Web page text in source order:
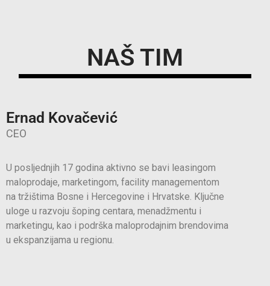
NAŠ TIM
Ernad Kovačević
CEO
U posljednjih 17 godina aktivno se bavi leasingom
maloprodaje, marketingom, facility managementom
na tržištima Bosne i Hercegovine i Hrvatske. Ključne
uloge u razvoju šoping centara, menadžmentu i
marketingu, kao i podrška maloprodajnim brendovima
u ekspanzijama u regionu.